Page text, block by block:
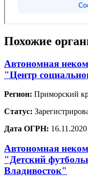
Похожие
Автономная
"Центр
Регион: Приморский
Статус:
Дата ОГРН: 16.11.2020
Автономная
"Детский
Владивосток"